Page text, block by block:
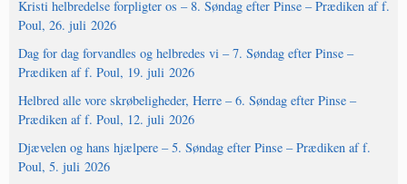
Kristi helbredelse forpligter os – 8. Søndag efter Pinse – Prædiken af f.
Poul, 26. juli 2026
Dag for dag forvandles og helbredes vi – 7. Søndag efter Pinse –
Prædiken af f. Poul, 19. juli 2026
Helbred alle vore skrøbeligheder, Herre – 6. Søndag efter Pinse –
Prædiken af f. Poul, 12. juli 2026
Djævelen og hans hjælpere – 5. Søndag efter Pinse – Prædiken af f.
Poul, 5. juli 2026